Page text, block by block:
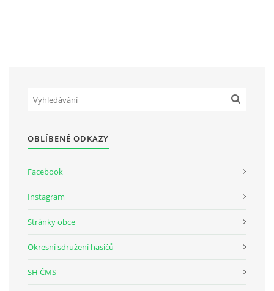
Starosta sboru: Vladimír Plic
OBLÍBENÉ ODKAZY
Facebook
Instagram
Stránky obce
Okresní sdružení hasičů
SH ČMS